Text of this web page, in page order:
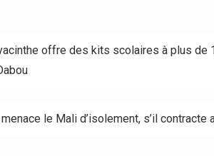
offre des kits scolaires à plus
le Mali d’isolement, s’il